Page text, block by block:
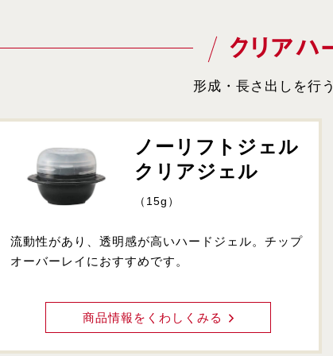
クリアハ
形成・長さ出しを行
ノーリフトジェル
クリアジェル
（15g）
流動性があり、透明感が高いハードジェル。チップ
オーバーレイにおすすめです。
商品情報をくわしくみる